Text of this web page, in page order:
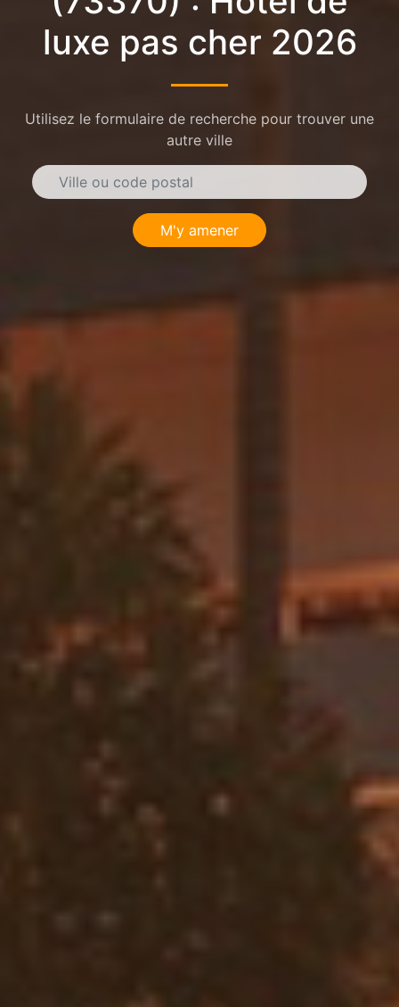
luxe pas cher 2026
Utilisez le formulaire de recherche pour trouver une
autre ville
M'y amener